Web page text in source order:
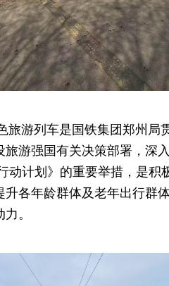
旅游列车是国铁集团郑州局
游强国有关决策部署，深
动计划》的重要举措，是积
升各年龄群体及老年出行群
。